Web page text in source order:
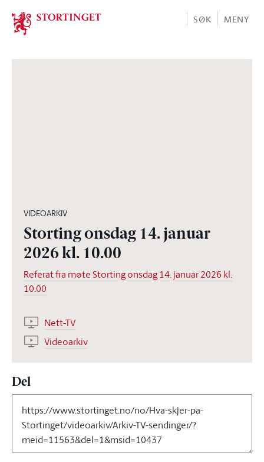
Stortinget.no
SØK MENY
VIDEOARKIV
Storting onsdag 14. januar
2026 kl. 10.00
Referat fra møte Storting onsdag 14. januar 2026 kl.
10.00
Nett-TV
Videoarkiv
Del